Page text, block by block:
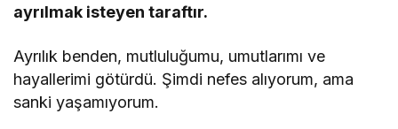
ayrılmak isteyen taraftır.
Ayrılık benden, mutluluğumu, umutlarımı ve
hayallerimi götürdü. Şimdi nefes alıyorum, ama
sanki yaşamıyorum.